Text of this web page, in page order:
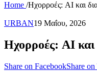
Home /Ηχορροές: AI και
URBAN19 Μαΐου, 2026
Ηχορροές: AI
Share on FacebookShare